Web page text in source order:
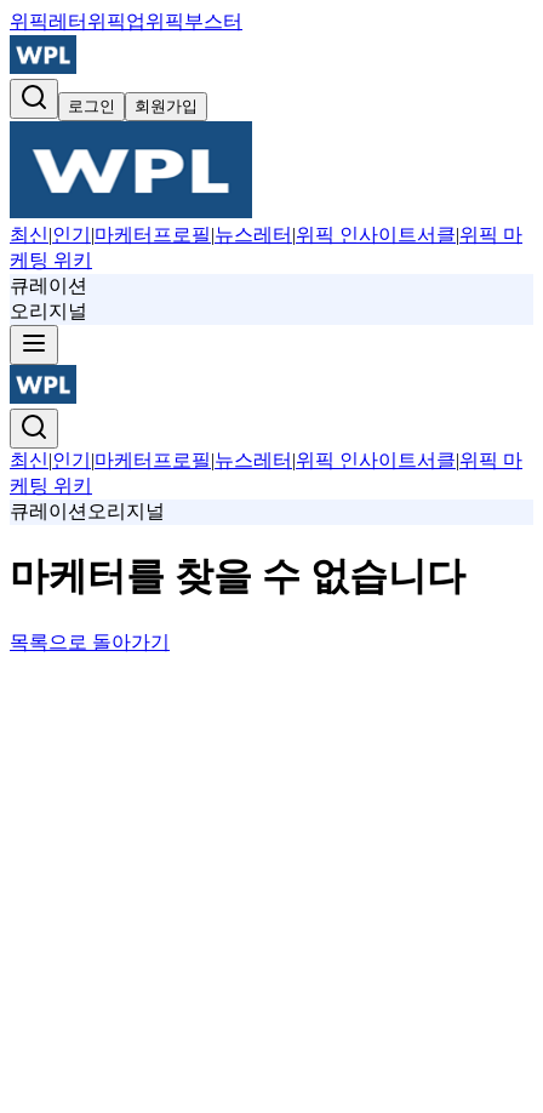
위픽레터 위픽업위픽부스터
로그인 회원가입
최신|인기 |마케터프로필|뉴스레터 |위픽 인사이트서클|위픽 마
케팅 위키
큐레이션
오리지널
최신|인기 |마케터프로필|뉴스레터 |위픽 인사이트서클|위픽 마
케팅 위키
큐레이션 오리지널
마케터를 찾을 수 없습니다
목록으로 돌아가기